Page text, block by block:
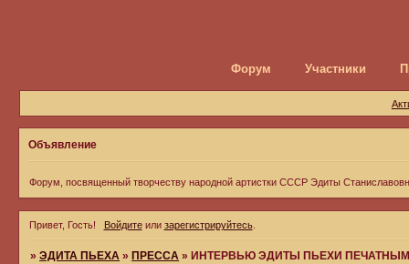
Форум Участники
Объявление
Форум, посвященный творчеству народной артистки СССР Эдиты
Привет, Гость! Войдитеили зарегистрируйтесь.
»ЭДИТА ПЬЕХА »ПРЕССА »ИНТЕРВЬЮ ЭДИТЫ ПЬЕХИ